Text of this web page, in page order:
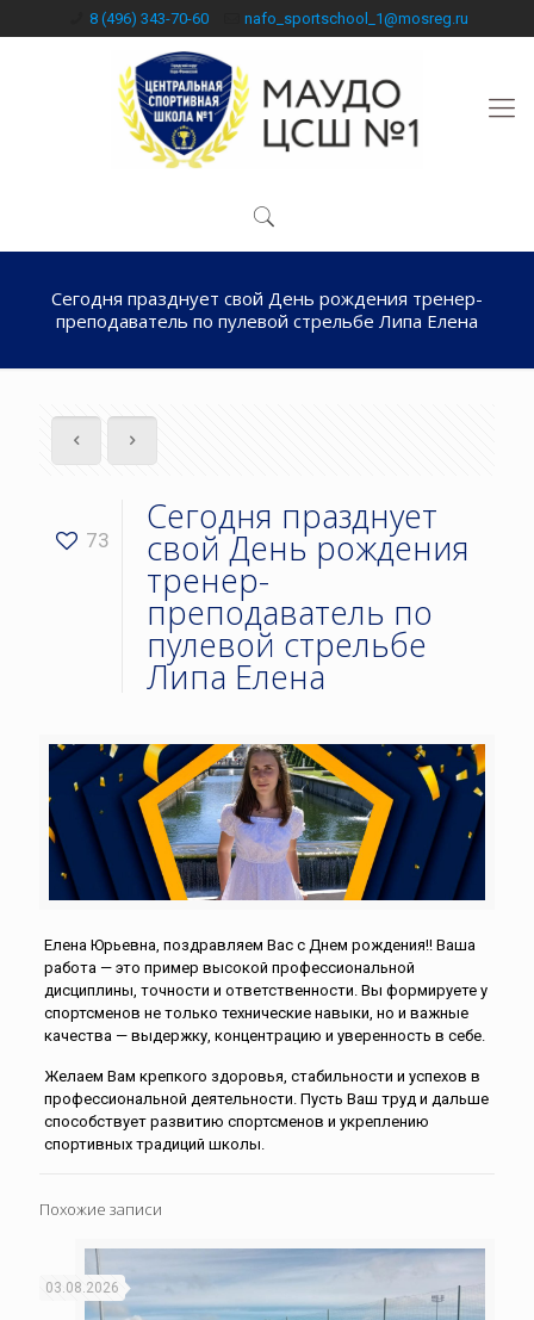
8 (496) 343-70-60 nafo_sportschool_1@mosreg.ru
Сегодня празднует свой День рождения тренер-
преподаватель по пулевой стрельбе Липа Елена
73
Сегодня празднует
свой День рождения
тренер-
преподаватель по
пулевой стрельбе
Липа Елена
Елена Юрьевна, поздравляем Вас с Днем рождения!! Ваша
работа — это пример высокой профессиональной
дисциплины, точности и ответственности. Вы формируете у
спортсменов не только технические навыки, но и важные
качества — выдержку, концентрацию и уверенность в себе.
Желаем Вам крепкого здоровья, стабильности и успехов в
профессиональной деятельности. Пусть Ваш труд и дальше
способствует развитию спортсменов и укреплению
спортивных традиций школы.
Похожие записи
03.08.2026